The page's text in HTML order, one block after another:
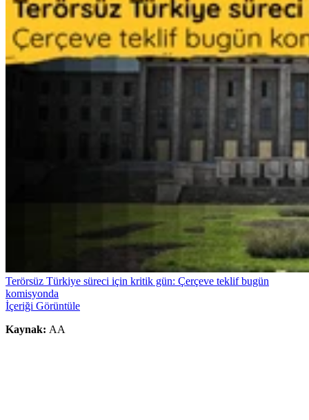
Terörsüz Türkiye süreci için kritik gün: Çerçeve teklif bugün
komisyonda
İçeriği Görüntüle
Kaynak: AA